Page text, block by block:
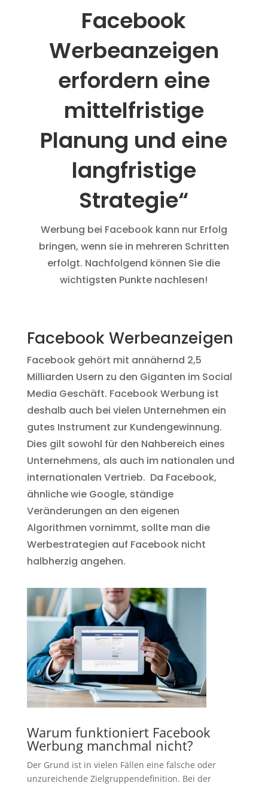
Facebook
Werbeanzeigen
erfordern eine
mittelfristige
Planung und eine
langfristige
Strategie“
Werbung bei Facebook kann nur Erfolg
bringen, wenn sie in mehreren Schritten
erfolgt. Nachfolgend können Sie die
wichtigsten Punkte nachlesen!
Facebook Werbeanzeigen
Facebook gehört mit annähernd 2,5
Milliarden Usern zu den Giganten im Social
Media Geschäft. Facebook Werbung ist
deshalb auch bei vielen Unternehmen ein
gutes Instrument zur Kundengewinnung.
Dies gilt sowohl für den Nahbereich eines
Unternehmens, als auch im nationalen und
internationalen Vertrieb. Da Facebook,
ähnliche wie Google, ständige
Veränderungen an den eigenen
Algorithmen vornimmt, sollte man die
Werbestrategien auf Facebook nicht
halbherzig angehen.
Warum funktioniert Facebook
Werbung manchmal nicht?
Der Grund ist in vielen Fällen eine falsche oder
unzureichende Zielgruppendefinition. Bei der